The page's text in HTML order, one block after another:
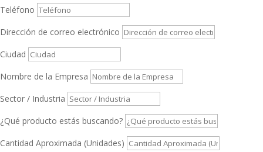
Teléfono
Dirección de correo electrónico
Ciudad
Nombre de la Empresa
Sector / Industria
¿Qué producto estás buscando?
Cantidad Aproximada (Unidades)